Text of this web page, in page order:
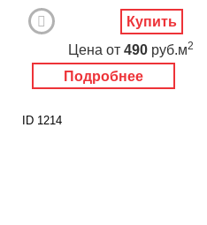
Подробнее
Цена от 490 руб.м2
Купить
ID 1214